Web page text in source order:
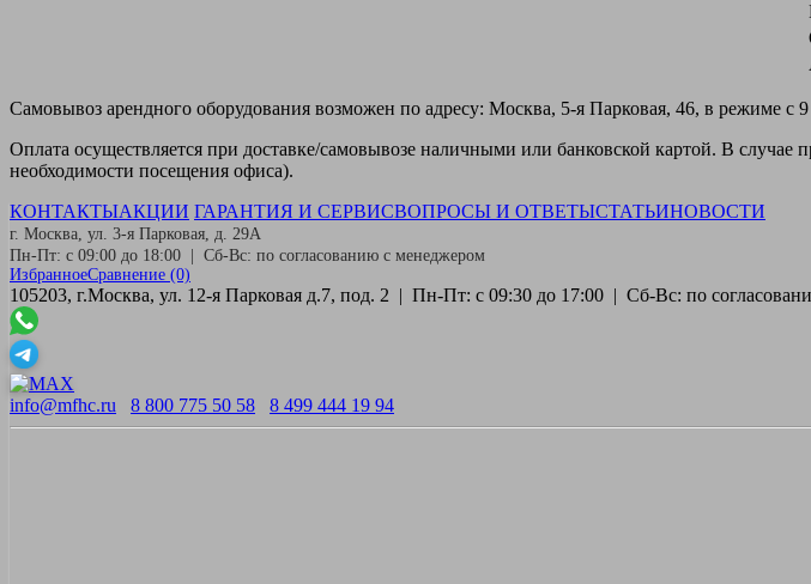
Самовывоз арендного оборудования возможен по адресу: Москва, 5-я Парковая, 46, в режиме
Оплата осуществляется при доставке/самовывозе наличными или банковской картой. В
необходимости посещения офиса).
КОНТАКТЫАКЦИИ ГАРАНТИЯ И СЕРВИСВОПРОСЫ И ОТВЕТЫСТАТЬИНОВОСТИ
г. Москва, ул. 3-я Парковая, д. 29А
Пн-Пт: с 09:00 до 18:00 | Сб-Вс: по согласованию с менеджером
ИзбранноеСравнение (0)
105203, г.Москва, ул. 12-я Парковая д.7, под. 2 | Пн-Пт: с 09:30 до 17:00 | Сб-Вс: по
info@mfhc.ru 8 800 775 50 58 8 499 444 19 94